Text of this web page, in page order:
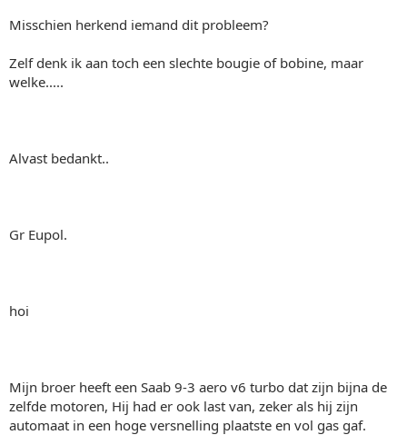
Misschien herkend iemand dit probleem?
Zelf denk ik aan toch een slechte bougie of bobine, maar
welke.....
Alvast bedankt..
Gr Eupol.
hoi
Mijn broer heeft een Saab 9-3 aero v6 turbo dat zijn bijna de
zelfde motoren, Hij had er ook last van, zeker als hij zijn
automaat in een hoge versnelling plaatste en vol gas gaf.